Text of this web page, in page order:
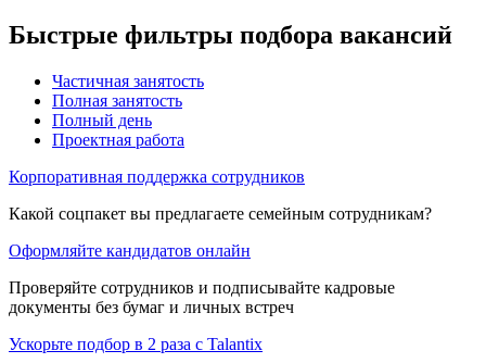
Быстрые фильтры подбора вакансий
Частичная занятость
Полная занятость
Полный день
Проектная работа
Корпоративная поддержка сотрудников
Какой соцпакет вы предлагаете семейным сотрудникам?
Оформляйте кандидатов онлайн
Проверяйте сотрудников и подписывайте кадровые
документы без бумаг и личных встреч
Ускорьте подбор в 2 раза с Talantix